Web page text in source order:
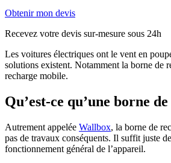
Obtenir mon devis
Recevez votre devis sur-mesure sous 24h
Les voitures électriques ont le vent en
solutions existent. Notamment la borne de
recharge mobile.
Qu’est-ce qu’une borne
Autrement appelée Wallbox, la borne de
pas de travaux conséquents. Il suffit juste
fonctionnement général de l’appareil.